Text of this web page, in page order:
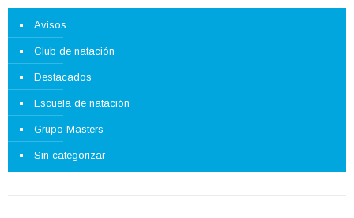
Avisos
Club de natación
Destacados
Escuela de natación
Grupo Masters
Sin categorizar